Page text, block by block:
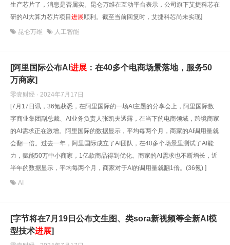
生产芯片了，消息是否属实。昆仑万维在互动平台表示，公司旗下艾捷科芯在
研的AI大算力芯片项目进展顺利。截至当前回复时，艾捷科芯尚未实现]
昆仑万维 人工智能
[阿里国际公布AI 进展 ：在40多个电商场景落地，服务50
万商家]
零壹财经 · 2024年7月17日
[7月17日讯，36氪获悉，在阿里国际的一场AI主题的分享会上，阿里国际数
字商业集团副总裁、AI业务负责人张凯夫透露，在当下的电商领域，跨境商家
的AI需求正在激增。阿里国际的数据显示，平均每两个月，商家的AI调用量就
会翻一倍。过去一年，阿里国际成立了AI团队，在40多个场景里测试了AI能
力，赋能50万中小商家，1亿款商品得到优化。商家的AI需求也不断增长，近
半年的数据显示，平均每两个月，商家对于AI的调用量就翻1倍。(36氪) ]
AI
[字节将在7月19日公布文生图、类sora新视频等全新AI模
型技术进展]